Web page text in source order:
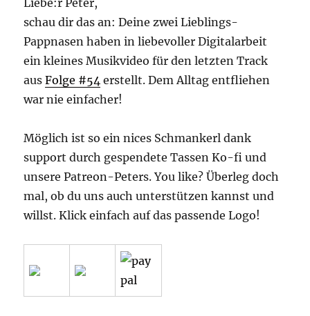
schau dir das an: Deine zwei Lieblings-
Pappnasen haben in liebevoller Digitalarbeit
ein kleines Musikvideo für den letzten Track
ausFolge #54 erstellt. Dem Alltag entfliehen
war nie einfacher!
Möglich ist so ein nices Schmankerl dank
support durch gespendete Tassen Ko-fi und
unsere Patreon-Peters. You like? Überleg doch
mal, ob du uns auch unterstützen kannst und
willst. Klick einfach auf das passende Logo!